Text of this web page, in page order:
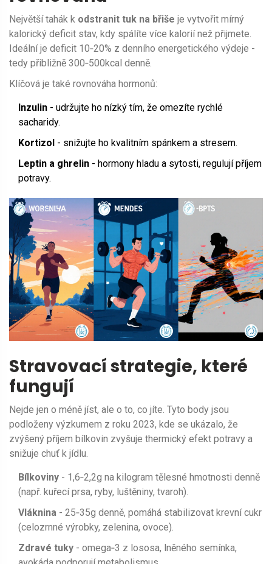
Největší tahák k odstranit tuk na břiše je vytvořit mírný
kalorický deficit stav, kdy spálíte více kalorií než přijmete.
Ideální je deficit 10‑20% z denního energetického výdeje -
tedy přibližně 300‑500kcal denně.
Klíčová je také rovnováha hormonů:
Inzulin - udržujte ho nízký tím, že omezíte rychlé
sacharidy.
Kortizol - snižujte ho kvalitním spánkem a stresem.
Leptin a ghrelin - hormony hladu a sytosti, regulují příjem
potravy.
Stravovací strategie, které
fungují
Nejde jen o méně jíst, ale o to, co jíte. Tyto body jsou
podloženy výzkumem z roku 2023, kde se ukázalo, že
zvýšený příjem bílkovin zvyšuje thermický efekt potravy a
snižuje chuť k jídlu.
Bílkoviny - 1,6‑2,2g na kilogram tělesné hmotnosti denně
(např. kuřecí prsa, ryby, luštěniny, tvaroh).
Vláknina - 25‑35g denně, pomáhá stabilizovat krevní cukr
(celozrnné výrobky, zelenina, ovoce).
Zdravé tuky - omega‑3 z lososa, lněného semínka,